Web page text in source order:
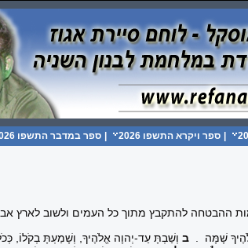
ספר ויקרא התשפו 2026
ספר במדבר התשפו 2026
ההבטחה להתקבץ מתוך כל העמים ולשוב לארץ
שָׁמָּה
ב וְשַׁבְתָּ עַד-יְהוָה אֱלֹהֶיךָ, וְשָׁמַעְתָּ בְקֹלוֹ,